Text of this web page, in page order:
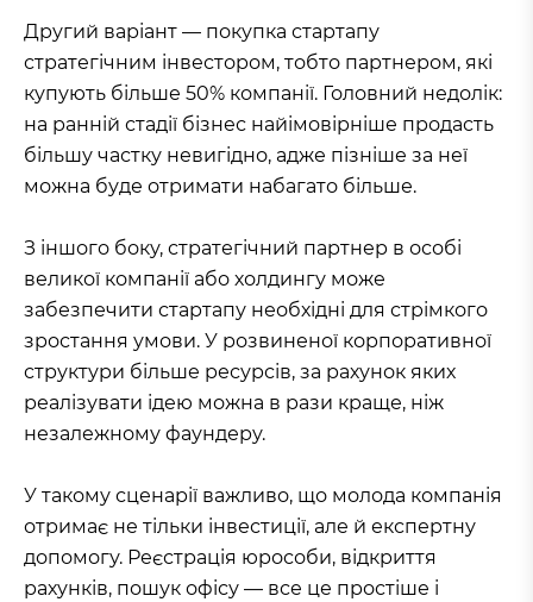
Другий варіант — покупка стартапу
стратегічним інвестором, тобто партнером, які
купують більше 50% компанії. Головний недолік:
на ранній стадії бізнес найімовірніше продасть
більшу частку невигідно, адже пізніше за неї
можна буде отримати набагато більше.
З іншого боку, стратегічний партнер в особі
великої компанії або холдингу може
забезпечити стартапу необхідні для стрімкого
зростання умови. У розвиненої корпоративної
структури більше ресурсів, за рахунок яких
реалізувати ідею можна в рази краще, ніж
незалежному фаундеру.
У такому сценарії важливо, що молода компанія
отримає не тільки інвестиції, але й експертну
допомогу. Реєстрація юрособи, відкриття
рахунків, пошук офісу — все це простіше і